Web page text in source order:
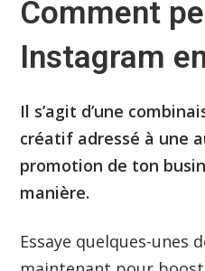
Comment
Instagram
Il s’agit d’une
créatif adressé à une
promotion de ton
manière.
Essaye quelques-unes